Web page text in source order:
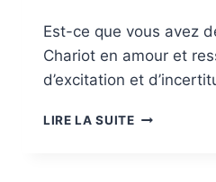
Est-ce que vous avez
Chariot en amour et
d’excitation et
LIRE LA SUITELE